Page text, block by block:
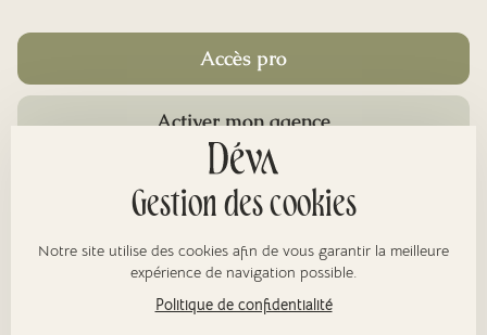
Accès pro
Activer mon agence
Gestion des cookies
Notre site utilise des cookies afin de vous garantir la meilleure
expérience de navigation possible.
Politique de confidentialité